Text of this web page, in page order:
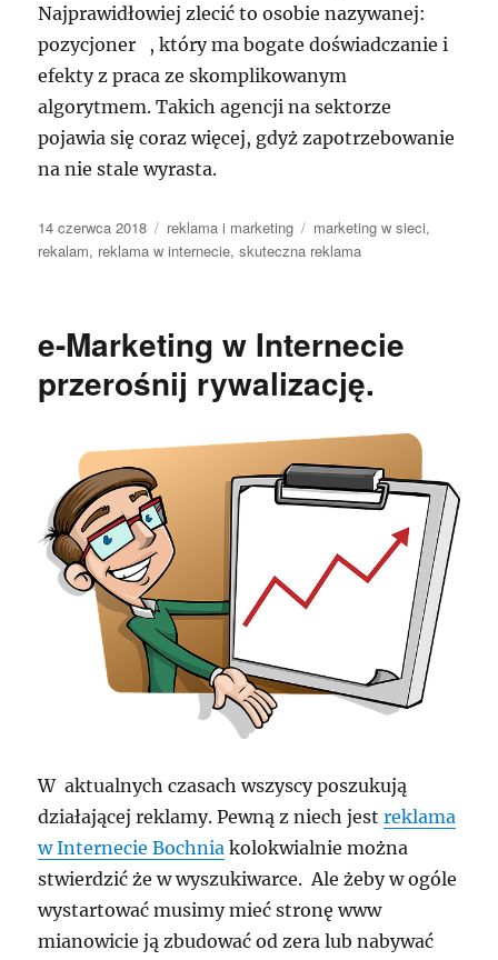
Najprawidłowiej zlecić to osobie nazywanej:
pozycjoner , który ma bogate doświadczanie i
efekty z praca ze skomplikowanym
algorytmem. Takich agencji na sektorze
pojawia się coraz więcej, gdyż zapotrzebowanie
na nie stale wyrasta.
Data
publikacji
14 czerwca 2018 Kategorie
reklama i marketing Tagi
marketing w sieci,
rekalam, reklama w internecie,skuteczna reklama
e-Marketing w Internecie
przerośnij rywalizację.
W aktualnych czasach wszyscy poszukują
działającej reklamy. Pewną z niech jestreklama
w Internecie Bochnia kolokwialnie można
stwierdzić że w wyszukiwarce. Ale żeby w ogóle
wystartować musimy mieć stronę www
mianowicie ją zbudować od zera lub nabywać